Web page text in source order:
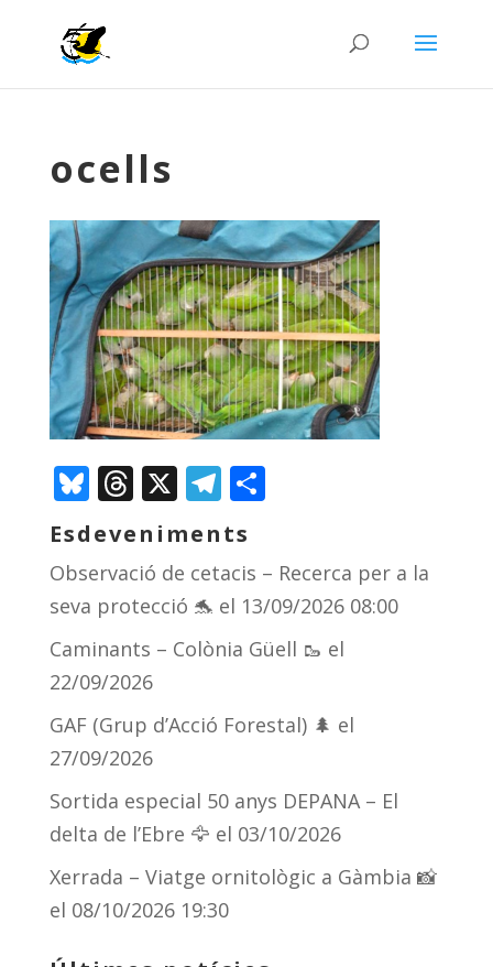
ocells
Bluesky
Threads
X Telegram
Comparteix
Esdeveniments
Observació de cetacis – Recerca per a la
seva protecció 🐬 el 13/09/2026 08:00
Caminants – Colònia Güell 🥾 el
22/09/2026
GAF (Grup d’Acció Forestal) 🌲 el
27/09/2026
Sortida especial 50 anys DEPANA – El
delta de l’Ebre 🦅 el 03/10/2026
Xerrada – Viatge ornitològic a Gàmbia 📸
el 08/10/2026 19:30